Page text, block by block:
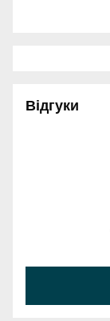
Відгуки